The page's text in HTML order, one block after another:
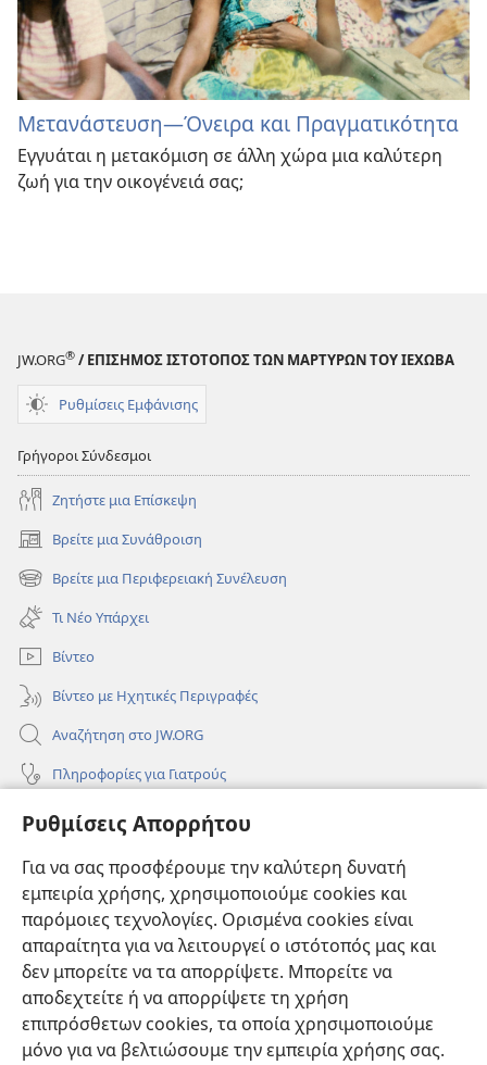
Ρυθμίσεις Απορρήτου
Για να σας προσφέρουμε την καλύτερη δυνατή
εμπειρία χρήσης, χρησιμοποιούμε cookies και
παρόμοιες τεχνολογίες. Ορισμένα cookies είναι
απαραίτητα για να λειτουργεί ο ιστότοπός μας και
δεν μπορείτε να τα απορρίψετε. Μπορείτε να
αποδεχτείτε ή να απορρίψετε τη χρήση
επιπρόσθετων cookies, τα οποία χρησιμοποιούμε
μόνο για να βελτιώσουμε την εμπειρία χρήσης σας.
Μετανάστευση—Όνειρα και Πραγματικότητα
Εγγυάται η μετακόμιση σε άλλη χώρα μια καλύτερη
ζωή για την οικογένειά σας;
JW.ORG® / ΕΠΙΣΗΜΟΣ ΙΣΤΟΤΟΠΟΣ ΤΩΝ ΜΑΡΤΥΡΩΝ ΤΟΥ ΙΕΧΩΒΑ
Ρυθμίσεις Εμφάνισης
Γρήγοροι Σύνδεσμοι
Ζητήστε μια Επίσκεψη
Βρείτε μια Συνάθροιση
(ανοίγει
νέο
παράθυρο)
Βρείτε μια Περιφερειακή Συνέλευση
(ανοίγει
νέο
παράθυρο)
Τι Νέο Υπάρχει
Βίντεο
Βίντεο με Ηχητικές Περιγραφές
Αναζήτηση στο JW.ORG
Πληροφορίες για Γιατρούς
Πληροφορίες για Επίσημους Φορείς και ΜΜΕ
Συνεισφορές
(ανοίγει
παράθυρο)ΔΙΑΔΙΚΤΥΑΚΗ ΒΙΒΛΙΟΘΗΚΗ της Σκοπιάς™
(ανοίγει
νέο
παράθυρο)
JW Hub
(ανοίγει
νέο
®